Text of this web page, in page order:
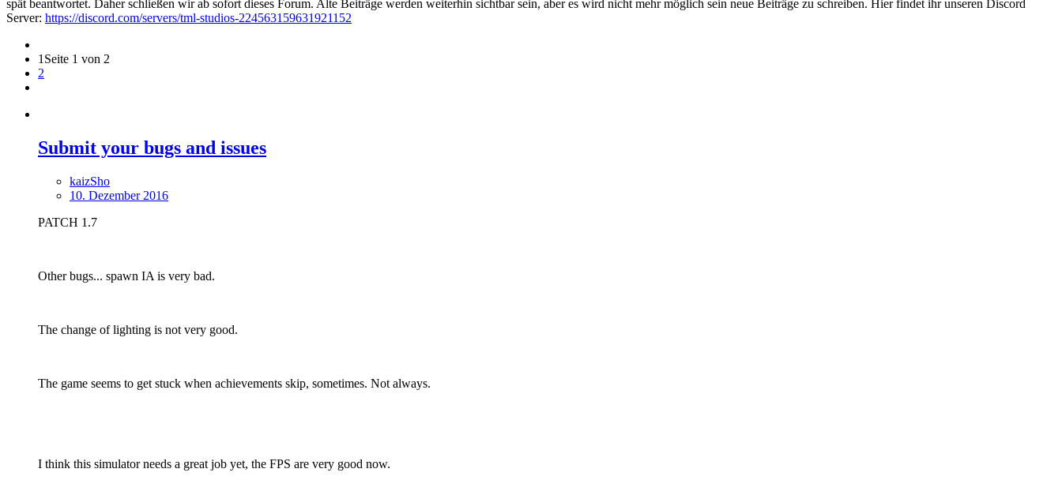
spät beantwortet. Daher schließen wir ab sofort dieses Forum. Alte Beiträge werden weiterhin sichtbar sein, aber es wird nicht mehr möglich sein neue Beiträge zu schreiben. Hier findet ihr unseren Discord
Server: https://discord.com/servers/tml-studios-224563159631921152
1 Seite 1 von 2
2
Submit your bugs and issues
kaizSho
10. Dezember 2016
PATCH 1.7
Other bugs... spawn IA is very bad.
The change of lighting is not very good.
The game seems to get stuck when achievements skip, sometimes. Not always.
I think this simulator needs a great job yet, the FPS are very good now.